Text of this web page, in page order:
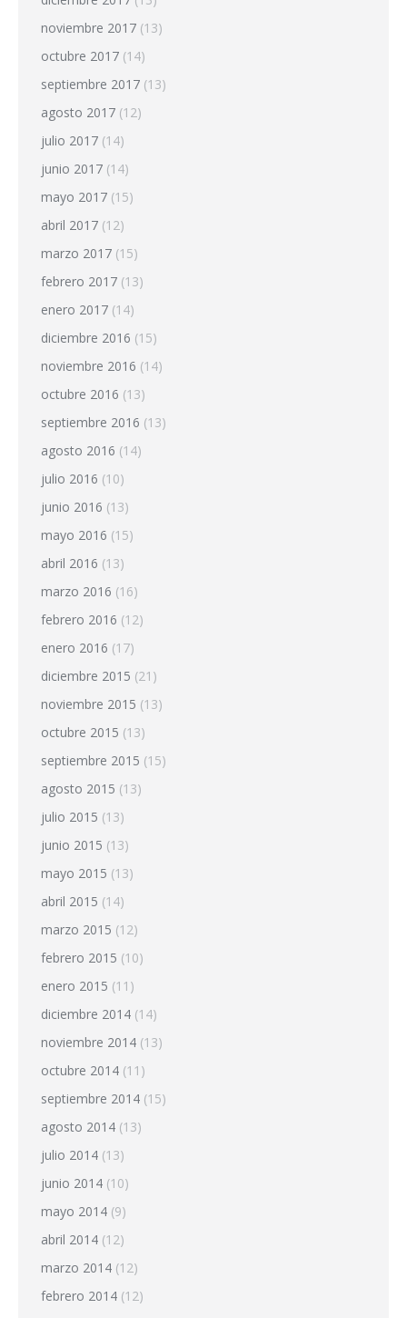
noviembre 2017 (13)
octubre 2017 (14)
septiembre 2017 (13)
agosto 2017 (12)
julio 2017 (14)
junio 2017 (14)
mayo 2017 (15)
abril 2017 (12)
marzo 2017 (15)
febrero 2017 (13)
enero 2017 (14)
diciembre 2016 (15)
noviembre 2016 (14)
octubre 2016 (13)
septiembre 2016 (13)
agosto 2016 (14)
julio 2016 (10)
junio 2016 (13)
mayo 2016 (15)
abril 2016 (13)
marzo 2016 (16)
febrero 2016 (12)
enero 2016 (17)
diciembre 2015 (21)
noviembre 2015 (13)
octubre 2015 (13)
septiembre 2015 (15)
agosto 2015 (13)
julio 2015 (13)
junio 2015 (13)
mayo 2015 (13)
abril 2015 (14)
marzo 2015 (12)
febrero 2015 (10)
enero 2015 (11)
diciembre 2014 (14)
noviembre 2014 (13)
octubre 2014 (11)
septiembre 2014 (15)
agosto 2014 (13)
julio 2014 (13)
junio 2014 (10)
mayo 2014 (9)
abril 2014 (12)
marzo 2014 (12)
febrero 2014 (12)